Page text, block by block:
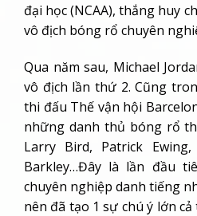
đại học (NCAA), thắng huy
vô địch bóng rổ chuyên
Qua năm sau, Michael
vô địch lần thứ 2. Cũng
thi đấu Thế vận hội
những danh thủ bóng rổ
Larry Bird, Patrick Ewing,
Barkley…Đây là lần đầu
chuyên nghiệp danh tiếng
nên đã tạo 1 sự chú ý lớn